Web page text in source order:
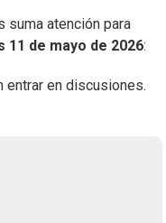
suma atención para
11 de mayo de 2026:
entrar en discusiones.